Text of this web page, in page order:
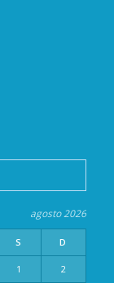
agosto 2026
S D
1 2